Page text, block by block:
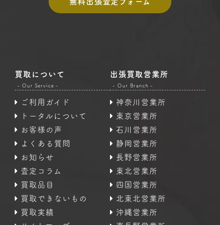
買取について
- Our Service -
ご利用ガイド
トータルについて
お客様の声
よくある質問
お知らせ
査定コラム
買取品目
買取できないもの
買取実績
出張買取営業所
- Our Branch -
神奈川営業所
東京営業所
石川営業所
静岡営業所
長野営業所
東北営業所
四国営業所
北東北営業所
沖縄営業所